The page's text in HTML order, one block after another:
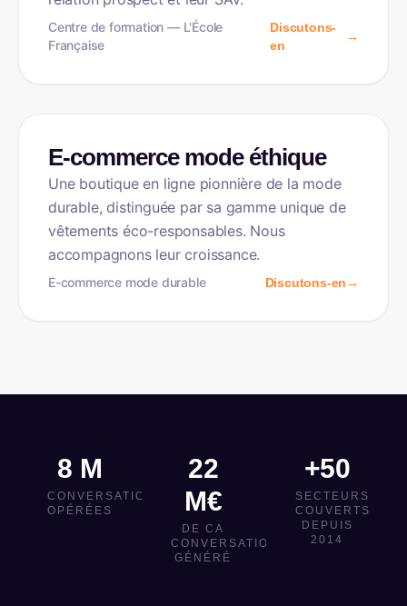
Centre de formation — L'École
Française
Discutons-
en
→
E-commerce mode éthique
Une boutique en ligne pionnière de la mode
durable, distinguée par sa gamme unique de
vêtements éco-responsables. Nous
accompagnons leur croissance.
E-commerce mode durable Discutons-en→
8 M
CONVERSATIONS
OPÉRÉES
22
M€
DE CA
CONVERSATIONNEL
GÉNÉRÉ
+50
SECTEURS
COUVERTS
DEPUIS
2014